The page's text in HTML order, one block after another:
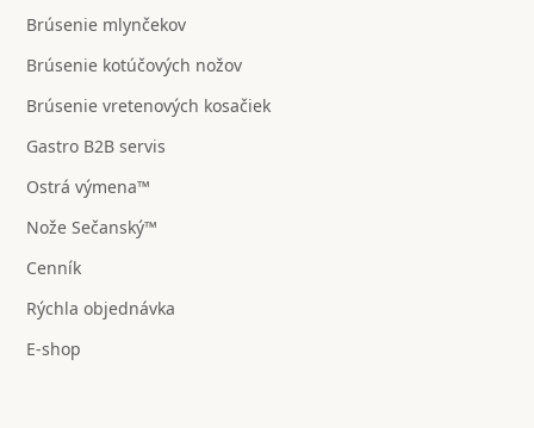
Brúsenie mlynčekov
Brúsenie kotúčových nožov
Brúsenie vretenových kosačiek
Gastro B2B servis
Ostrá výmena™
Nože Sečanský™
Cenník
Rýchla objednávka
E-shop